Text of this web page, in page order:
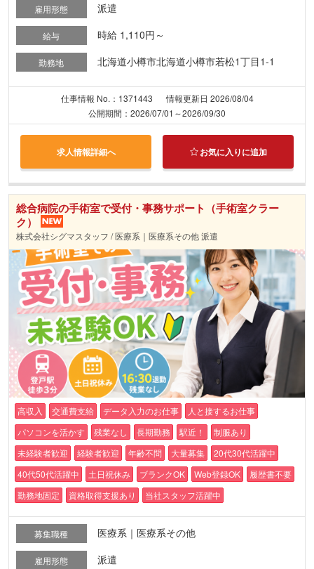
雇用形態 派遣
給与 時給 1,110円～
勤務地 北海道小樽市北海道小樽市若松1丁目1-1
仕事情報 No.：1371443
情報更新日 2026/08/04
公開期間：2026/07/01～2026/09/30
求人情報詳細へ お気に入りに追加
総合病院の手術室で受付・事務サポート（手術室クラー
ク）
株式会社シグマスタッフ / 医療系｜医療系その他 派遣
高収入 交通費支給 データ入力のお仕事
人と接するお仕事
パソコンを活かす
残業なし 長期勤務 駅近！
制服あり
未経験者歓迎
経験者歓迎 年齢不問 大量募集
20代30代活躍中
40代50代活躍中
土日祝休み ブランクOK Web登録OK
履歴書不要
勤務地固定
資格取得支援あり 当社スタッフ活躍中
募集職種 医療系｜医療系その他
雇用形態 派遣